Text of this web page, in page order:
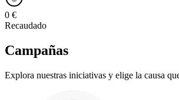
0 €
Recaudado
Campañas
Explora nuestras iniciativas y elige la causa